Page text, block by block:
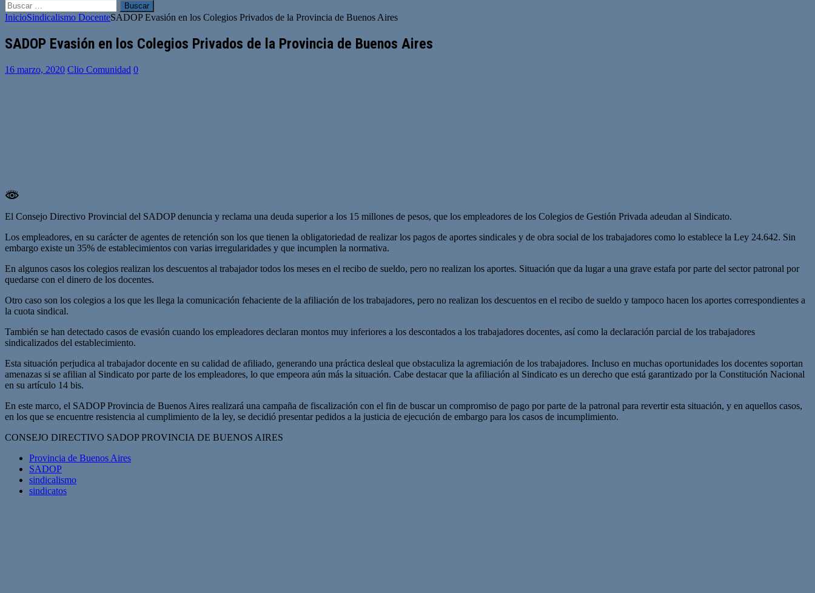
Buscar:
InicioSindicalismo DocenteSADOP Evasión en los Colegios Privados de la Provincia de Buenos Aires
SADOP Evasión en los Colegios Privados de la Provincia de Buenos Aires
16 marzo, 2020 Clio Comunidad 0
El Consejo Directivo Provincial del SADOP denuncia y reclama una deuda superior a los 15 millones de pesos, que los empleadores de los Colegios de Gestión Privada adeudan al Sindicato.
Los empleadores, en su carácter de agentes de retención son los que tienen la obligatoriedad de realizar los pagos de aportes sindicales y de obra social de los trabajadores como lo establece la Ley 24.642. Sin
embargo existe un 35% de establecimientos con varias irregularidades y que incumplen la normativa.
En algunos casos los colegios realizan los descuentos al trabajador todos los meses en el recibo de sueldo, pero no realizan los aportes. Situación que da lugar a una grave estafa por parte del sector patronal por
quedarse con el dinero de los docentes.
Otro caso son los colegios a los que les llega la comunicación fehaciente de la afiliación de los trabajadores, pero no realizan los descuentos en el recibo de sueldo y tampoco hacen los aportes correspondientes a
la cuota sindical.
También se han detectado casos de evasión cuando los empleadores declaran montos muy inferiores a los descontados a los trabajadores docentes, así como la declaración parcial de los trabajadores
sindicalizados del establecimiento.
Esta situación perjudica al trabajador docente en su calidad de afiliado, generando una práctica desleal que obstaculiza la agremiación de los trabajadores. Incluso en muchas oportunidades los docentes soportan
amenazas si se afilian al Sindicato por parte de los empleadores, lo que empeora aún más la situación. Cabe destacar que la afiliación al Sindicato es un derecho que está garantizado por la Constitución Nacional
en su artículo 14 bis.
En este marco, el SADOP Provincia de Buenos Aires realizará una campaña de fiscalización con el fin de buscar un compromiso de pago por parte de la patronal para revertir esta situación, y en aquellos casos,
en los que se encuentre resistencia al cumplimiento de la ley, se decidió presentar pedidos a la justicia de ejecución de embargo para los casos de incumplimiento.
CONSEJO DIRECTIVO SADOP PROVINCIA DE BUENOS AIRES
Provincia de Buenos Aires
SADOP
sindicalismo
sindicatos